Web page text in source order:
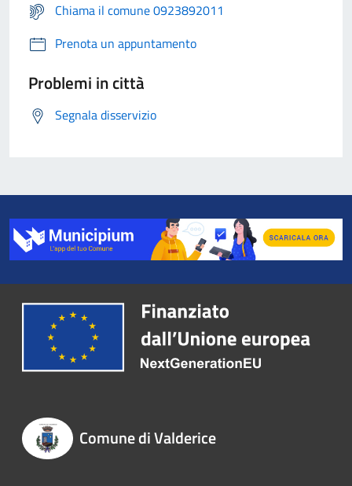
Chiama il comune 0923892011
Prenota un appuntamento
Problemi in città
Segnala disservizio
Comune di Valderice